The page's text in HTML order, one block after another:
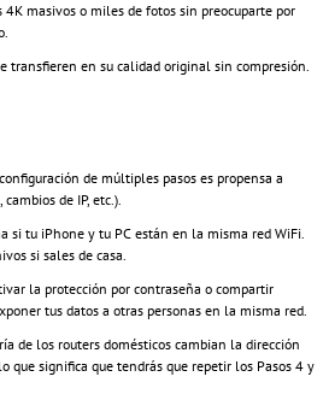
4K masivos o miles de fotos sin preocuparte por
transfieren en su calidad original sin compresión.
de múltiples pasos es propensa a
de IP, etc.).
si tu iPhone y tu PC están en la misma red WiFi.
si sales de casa.
la protección por contraseña o compartir
tus datos a otras personas en la misma red.
de los routers domésticos cambian la dirección
que significa que tendrás que repetir los Pasos 4 y